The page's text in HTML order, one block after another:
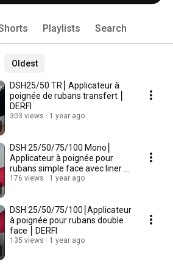
Playlists Search
Oldest
DSH25/50 TR⎮ Applicateur à
poignée de rubans transfert ⎮
DERFI
303 views 1 year ago
DSH 25/50/75/100 Mono⎮
Applicateur à poignée pour
rubans simple face avec liner ⎮
DERFI
176 views 1 year ago
DSH 25/50/75/100⎮Applicateur
à poignée pour rubans double
face ⎮ DERFI
135 views 1 year ago